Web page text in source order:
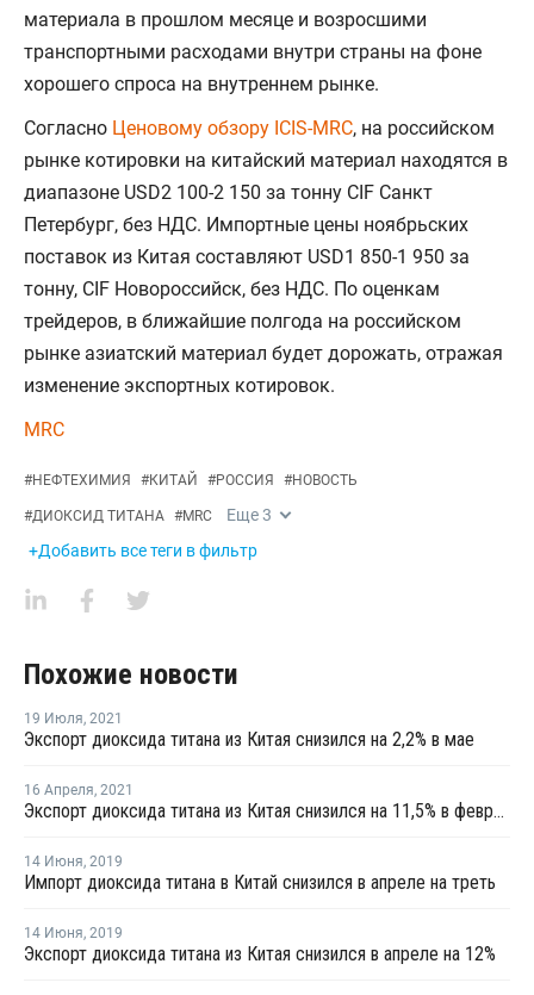
материала в прошлом месяце и возросшими
транспортными расходами внутри страны на фоне
хорошего спроса на внутреннем рынке.
Согласно Ценовому обзору ICIS-MRC, на российском
рынке котировки на китайский материал находятся в
диапазоне USD2 100-2 150 за тонну CIF Санкт
Петербург, без НДС. Импортные цены ноябрьских
поставок из Китая составляют USD1 850-1 950 за
тонну, CIF Новороссийск, без НДС. По оценкам
трейдеров, в ближайшие полгода на российском
рынке азиатский материал будет дорожать, отражая
изменение экспортных котировок.
MRC
#НЕФТЕХИМИЯ #КИТАЙ #РОССИЯ #НОВОСТЬ
#ДИОКСИД ТИТАНА #MRC Еще3
+Добавить все теги в фильтр
Похожие новости
19 Июля, 2021
Экспорт диоксида титана из Китая снизился на 2,2% в мае
16 Апреля, 2021
Экспорт диоксида титана из Китая снизился на 11,5% в феврале
14 Июня, 2019
Импорт диоксида титана в Китай снизился в апреле на треть
14 Июня, 2019
Экспорт диоксида титана из Китая снизился в апреле на 12%